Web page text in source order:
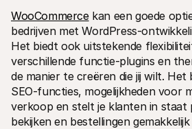
WooCommerce kan een goede
bedrijven met WordPress-
Het biedt ook uitstekende
verschillende functie-plugins en
de manier te creëren die jij wilt.
SEO-functies, mogelijkheden voor
verkoop en stelt je klanten in
bekijken en bestellingen